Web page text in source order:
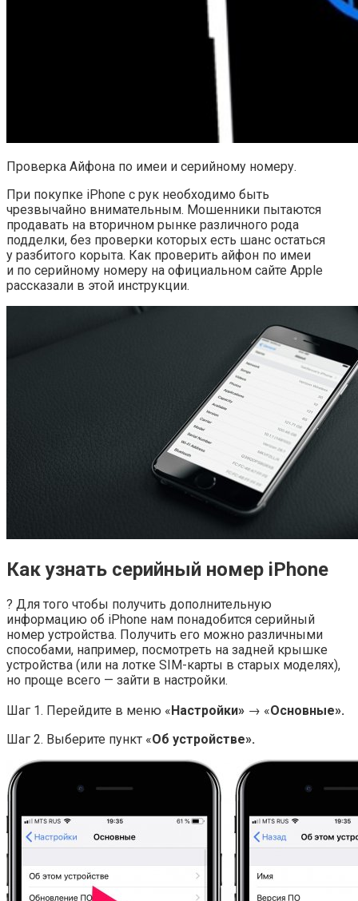
Проверка Айфона по имеи и серийному номеру.
При покупке iPhone с рук необходимо быть
чрезвычайно внимательным. Мошенники пытаются
продавать на вторичном рынке различного рода
подделки, без проверки которых есть шанс остаться
у разбитого корыта. Как проверить айфон по имеи
и по серийному номеру на официальном сайте Apple
рассказали в этой инструкции.
Как узнать серийный номер iPhone
? Для того чтобы получить дополнительную
информацию об iPhone нам понадобится серийный
номер устройства. Получить его можно различными
способами, например, посмотреть на задней крышке
устройства (или на лотке SIM-карты в старых моделях),
но проще всего — зайти в настройки.
Шаг 1. Перейдите в меню «Настройки» → «Основные».
Шаг 2. Выберите пункт «Об устройстве».